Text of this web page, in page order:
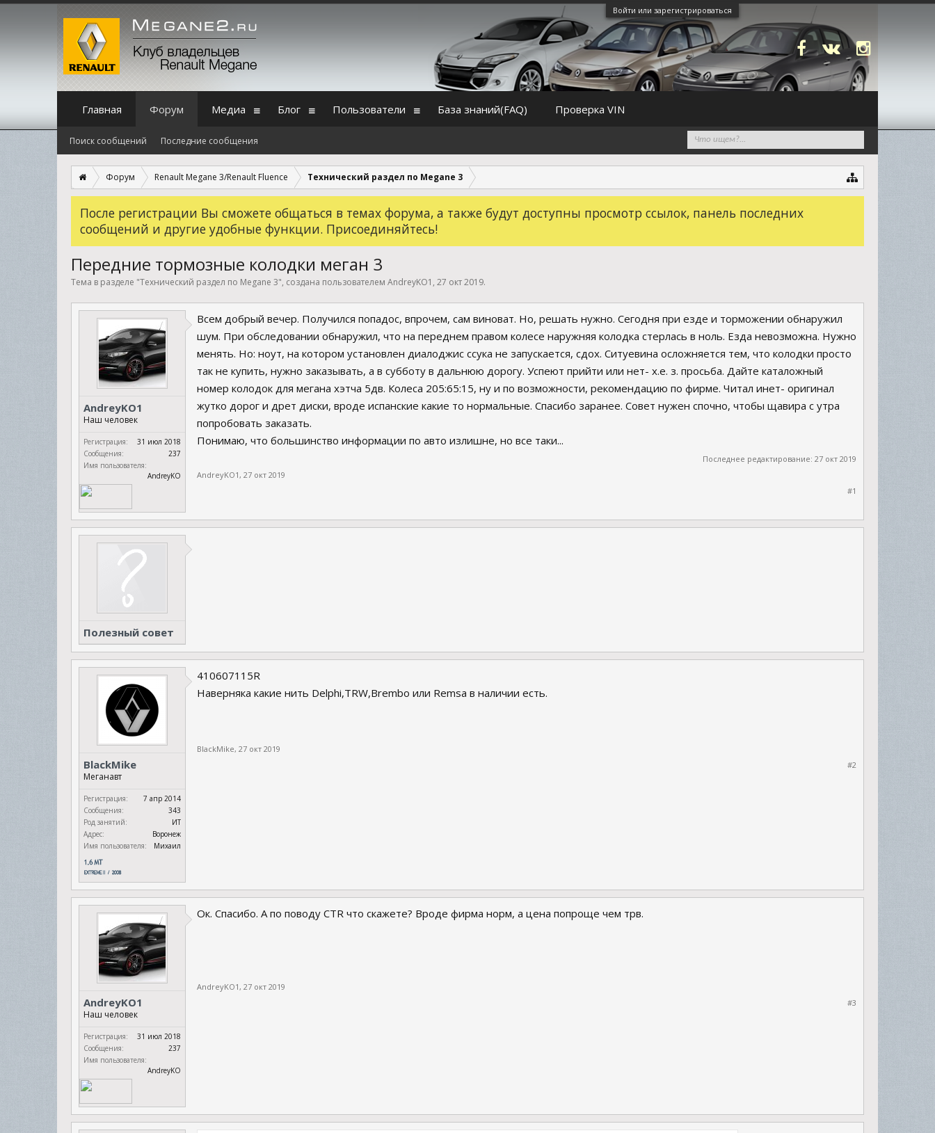
Войти или зарегистрироваться
Форум Renault Megane 3/Renault Fluence Технический раздел по Megane 3
После регистрации Вы сможете общаться в темах форума, а также будут доступны просмотр ссылок, панель последних
сообщений и другие удобные функции. Присоединяйтесь!
Передние тормозные колодки меган 3
Тема в разделе "Технический раздел по Megane 3", создана пользователем AndreyKO1 , 27 окт 2019.
AndreyKO1
Наш человек
Регистрация:
31 июл 2018
Сообщения:
237
Имя пользователя:
AndreyKO
Всем добрый вечер. Получился попадос, впрочем, сам виноват. Но, решать нужно. Сегодня при езде и торможении обнаружил
шум. При обследовании обнаружил, что на переднем правом колесе наружняя колодка стерлась в ноль. Езда невозможна. Нужно
менять. Но: ноут, на котором установлен диалоджис ссука не запускается, сдох. Ситуевина осложняется тем, что колодки просто
так не купить, нужно заказывать, а в субботу в дальнюю дорогу. Успеют прийти или нет- х.е. з. просьба. Дайте каталожный
номер колодок для мегана хэтча 5дв. Колеса 205:65:15, ну и по возможности, рекомендацию по фирме. Читал инет- оригинал
жутко дорог и дрет диски, вроде испанские какие то нормальные. Спасибо заранее. Совет нужен спочно, чтобы щавира с утра
попробовать заказать.
Понимаю, что большинство информации по авто излишне, но все таки...
Последнее редактирование: 27 окт 2019
AndreyKO1, 27 окт 2019
#1
Полезный совет
BlackMike
Меганавт
Регистрация:
7 апр 2014
Сообщения:
343
Род занятий:
ИТ
Адрес:
Воронеж
Имя пользователя:
Михаил
410607115R
Наверняка какие нить Delphi,TRW,Brembo или Remsa в наличии есть.
BlackMike, 27 окт 2019
#2
AndreyKO1
Наш человек
Регистрация:
31 июл 2018
Сообщения:
237
Имя пользователя:
AndreyKO
Ок. Спасибо. А по поводу CTR что скажете? Вроде фирма норм, а цена попроще чем трв.
AndreyKO1, 27 окт 2019
#3
Главная Форум
Поиск сообщений Последние сообщения
Медиа Блог Пользователи База знаний(FAQ) Проверка VIN